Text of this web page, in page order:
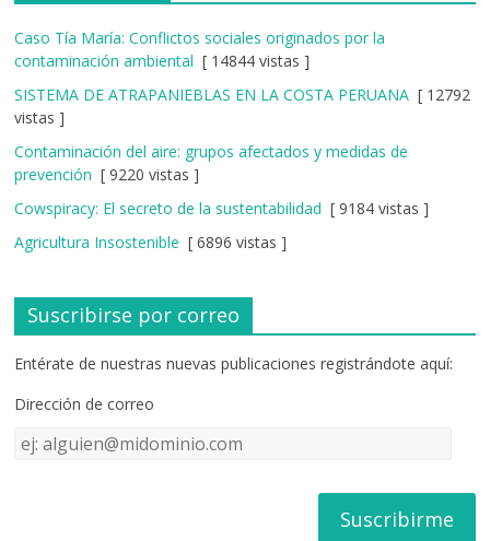
Caso Tía María: Conflictos sociales originados por la
contaminación ambiental [ 14844 vistas ]
SISTEMA DE ATRAPANIEBLAS EN LA COSTA PERUANA [ 12792
vistas ]
Contaminación del aire: grupos afectados y medidas de
prevención [ 9220 vistas ]
Cowspiracy: El secreto de la sustentabilidad [ 9184 vistas ]
Agricultura Insostenible [ 6896 vistas ]
Suscribirse por correo
Entérate de nuestras nuevas publicaciones registrándote aquí:
Dirección de correo
Dirección
de